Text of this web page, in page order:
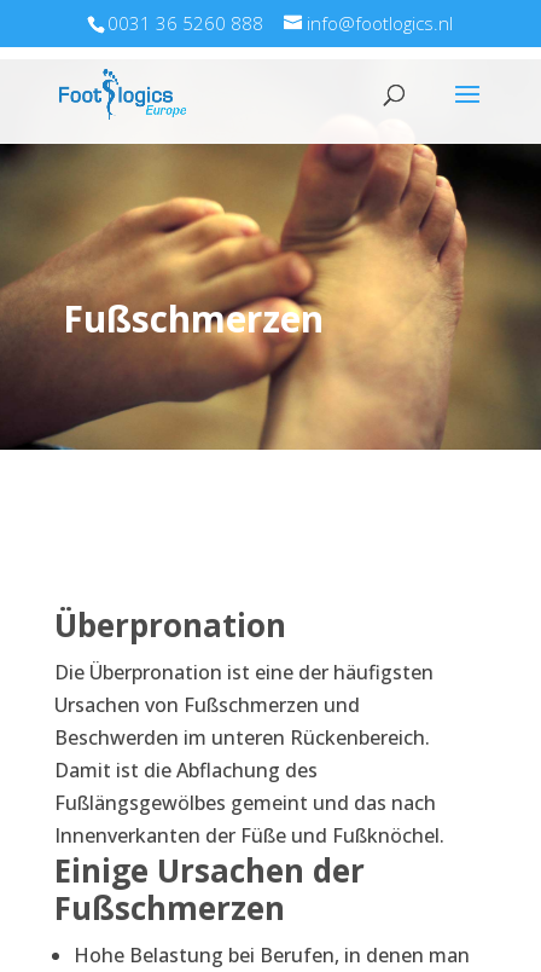
0031 36 5260 888 info@footlogics.nl
Fußschmerzen
Überpronation
Die Überpronation ist eine der häufigsten
Ursachen von Fußschmerzen und
Beschwerden im unteren Rückenbereich.
Damit ist die Abflachung des
Fußlängsgewölbes gemeint und das nach
Innenverkanten der Füße und Fußknöchel.
Einige Ursachen der
Fußschmerzen
Hohe Belastung bei Berufen, in denen man